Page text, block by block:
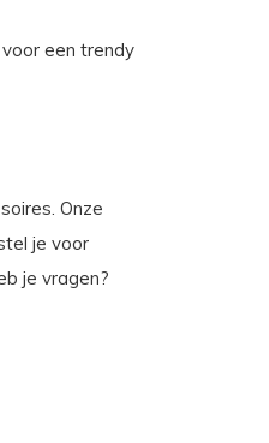
een trendy
Onze
je voor
je vragen?